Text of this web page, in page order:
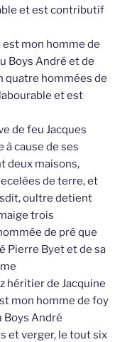
et est contributif
mon homme de
Boys André et de
quatre hommées de
et est
de feu Jacques
cause de ses
deux maisons,
de terre, et
oultre detient
trois
de pré que
Pierre Byet et de sa
héritier de Jacquine
mon homme de foy
Boys André
et verger, le tout six